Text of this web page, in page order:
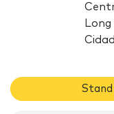
Stand